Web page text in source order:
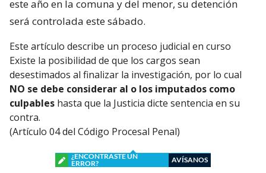
este año en la comuna y del menor, su detención
será controlada este sábado.
Este artículo describe un proceso judicial en curso
Existe la posibilidad de que los cargos sean
desestimados al finalizar la investigación, por lo cual
NO se debe considerar al o los imputados como
culpables hasta que la Justicia dicte sentencia en su
contra.
(Artículo 04 del Código Procesal Penal)
¿ENCONTRASTE UN
ERROR?
AVÍSANOS